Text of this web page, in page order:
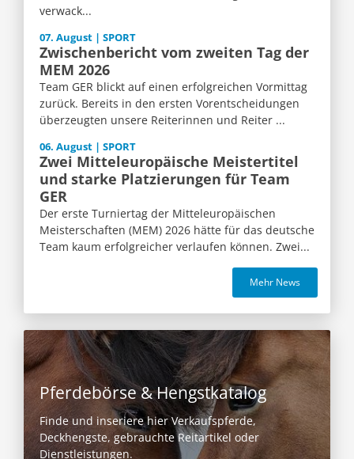
verwack...
07. August | SPORT
Zwischenbericht vom zweiten Tag der
MEM 2026
Team GER blickt auf einen erfolgreichen Vormittag
zurück. Bereits in den ersten Vorentscheidungen
überzeugten unsere Reiterinnen und Reiter ...
06. August | SPORT
Zwei Mitteleuropäische Meistertitel
und starke Platzierungen für Team
GER
Der erste Turniertag der Mitteleuropäischen
Meisterschaften (MEM) 2026 hätte für das deutsche
Team kaum erfolgreicher verlaufen können. Zwei...
Mehr News
Pferdebörse & Hengstkatalog
Finde und inseriere hier Verkaufspferde,
Deckhengste, gebrauchte Reitartikel oder
Dienstleistungen.